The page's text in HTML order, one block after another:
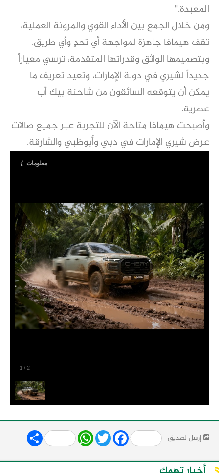
المعبدة."
ومن خلال الجمع بين الأداء القوي والمرونة العملية،
تقف هيمافا جاهزة لمواجهة أي تحدٍ وأي طريق.
وبتصميمها الواثق وقدراتها المتقدمة، ترسي معياراً
جديداً لشيري في دولة الإمارات، وتعيد تعريف ما
يمكن أن يتوقعه السائقون من شاحنة بيك أب
عصرية.
وأصبحت هيمافا متاحة الآن للتجربة عبر جميع صالات
عرض شيري الإمارات في دبي وأبوظبي والشارقة.
1 / 2
معلومات
إرسل لصديق Share WhatsApp
Twitter Facebook